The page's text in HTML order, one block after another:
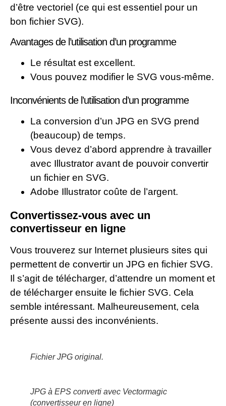
d’être vectoriel (ce qui est essentiel pour un
bon fichier SVG).
Avantages de l’utilisation d’un programme
Le résultat est excellent.
Vous pouvez modifier le SVG vous-même.
Inconvénients de l’utilisation d’un programme
La conversion d’un JPG en SVG prend
(beaucoup) de temps.
Vous devez d’abord apprendre à travailler
avec Illustrator avant de pouvoir convertir
un fichier en SVG.
Adobe Illustrator coûte de l’argent.
Convertissez-vous avec un
convertisseur en ligne
Vous trouverez sur Internet plusieurs sites qui
permettent de convertir un JPG en fichier SVG.
Il s’agit de télécharger, d’attendre un moment et
de télécharger ensuite le fichier SVG. Cela
semble intéressant. Malheureusement, cela
présente aussi des inconvénients.
Fichier JPG original.
JPG à EPS converti avec Vectormagic
(convertisseur en ligne)